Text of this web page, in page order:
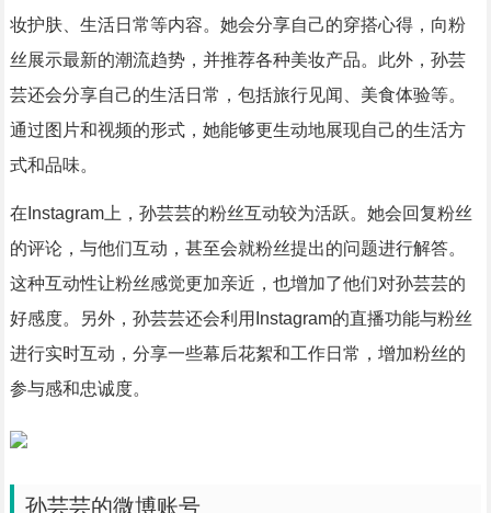
妆护肤、生活日常等内容。她会分享自己的穿搭心得，向粉
丝展示最新的潮流趋势，并推荐各种美妆产品。此外，孙芸
芸还会分享自己的生活日常，包括旅行见闻、美食体验等。
通过图片和视频的形式，她能够更生动地展现自己的生活方
式和品味。
在Instagram上，孙芸芸的粉丝互动较为活跃。她会回复粉丝
的评论，与他们互动，甚至会就粉丝提出的问题进行解答。
这种互动性让粉丝感觉更加亲近，也增加了他们对孙芸芸的
好感度。另外，孙芸芸还会利用Instagram的直播功能与粉丝
进行实时互动，分享一些幕后花絮和工作日常，增加粉丝的
参与感和忠诚度。
孙芸芸的微博账号